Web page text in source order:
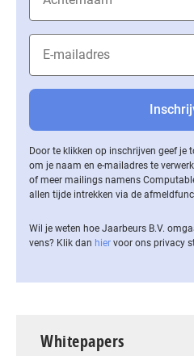
Door te klikken op inschrijven geef je
om je naam en e-mailadres te
of meer mailings namens
allen tijde intrekken via de
Wil je weten hoe Jaarbeurs B.V.
vens? Klik dan hier voor ons privacy
Whitepapers